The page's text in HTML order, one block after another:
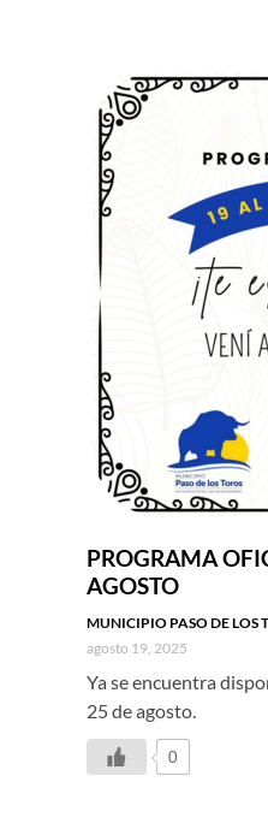
PROGRAMA
AGOSTO
agosto 19, 2025
MUNICIPIO PASO DE LOS
Ya se encuentra
25 de agosto.
0